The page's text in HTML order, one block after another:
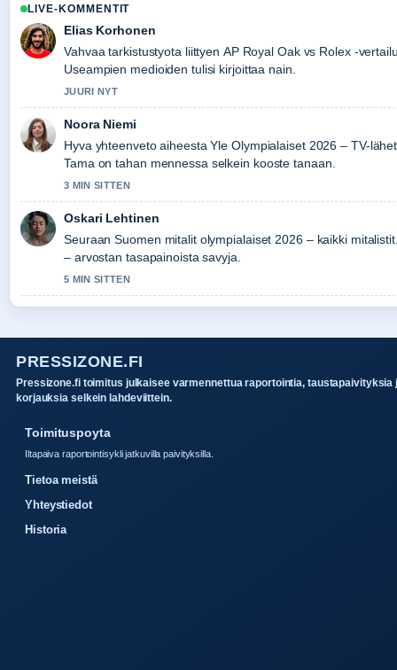
LIVE-KOMMENTIT
Elias Korhonen
Vahvaa tarkistustyota liittyen AP Royal Oak vs Rolex -
Useampien medioiden tulisi kirjoittaa nain.
JUURI NYT
Noora Niemi
Hyva yhteenveto aiheesta Yle Olympialaiset 2026 – TV-
Tama on tahan mennessa selkein kooste tanaan.
3 MIN SITTEN
Oskari Lehtinen
Seuraan Suomen mitalit olympialaiset 2026 – kaikki
– arvostan tasapainoista savyja.
5 MIN SITTEN
PRESSIZONE.FI
Pressizone.fi toimitus julkaisee varmennettua raportointia, taustapaivityksia
korjauksia selkein lahdeviittein.
Toimituspoyta
Iltapaiva raportointisykli jatkuvilla paivityksilla.
Tietoa meistä
Yhteystiedot
Historia